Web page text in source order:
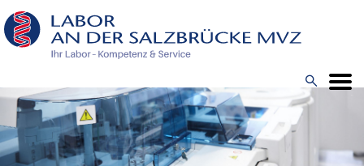
Direkt
zum
